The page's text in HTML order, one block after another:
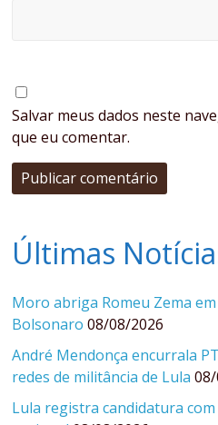
Salvar meus dados neste
que eu comentar.
Últimas
Moro abriga Romeu Zema
Bolsonaro 08/08/2026
André Mendonça encurrala
redes de militância de Lula
Lula registra candidatura